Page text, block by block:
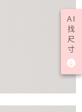
AI
找
尺
寸